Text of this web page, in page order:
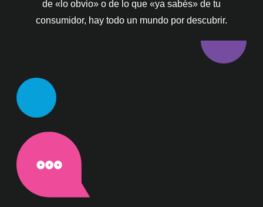
de «lo obvio» o de lo que «ya sabés» de tu
consumidor, hay todo un mundo por descubrir.